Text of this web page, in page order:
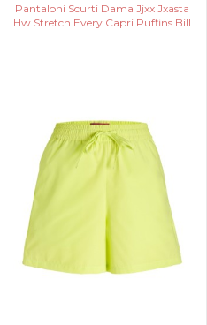
Pantaloni Scurti Dama Jjxx Jxasta
Hw Stretch Every Capri Puffins Bill